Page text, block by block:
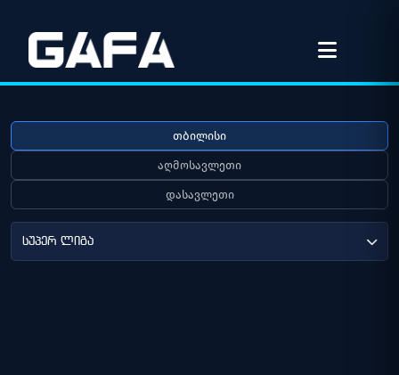
თბილისი
აღმოსავლეთი
დასავლეთი
სუპერ ლიგა